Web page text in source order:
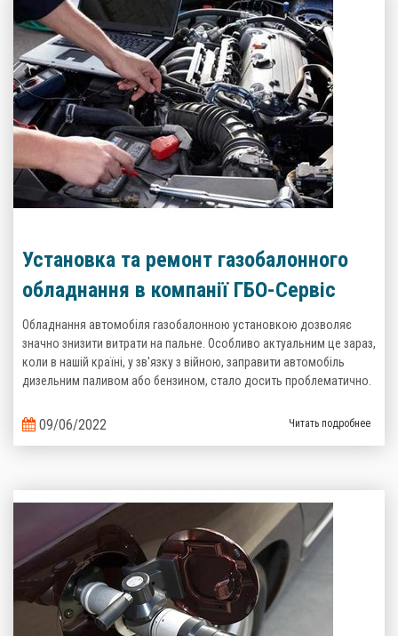
Установка та ремонт газобалонного
обладнання в компанії ГБО-Сервіс
Обладнання автомобіля газобалонною установкою дозволяє
значно знизити витрати на пальне. Особливо актуальним це зараз,
коли в нашій країні, у зв'язку з війною, заправити автомобіль
дизельним паливом або бензином, стало досить проблематично.
09/06/2022 Читать подробнее